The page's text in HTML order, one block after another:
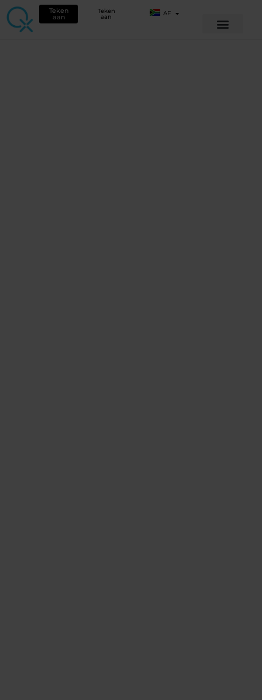
Teken
aan
Teken
aan AF